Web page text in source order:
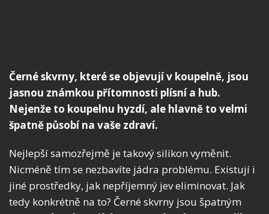
Černé skvrny, které se objevují v koupelně, jsou
jasnou známkou přítomnosti plísní a hub.
Nejenže to koupelnu hyzdí, ale hlavně to velmi
špatně působí na vaše zdraví.
Nejlepší samozřejmě je takový silikon vyměnit.
Nicméně tím se nezbavíte jádra problému. Existují i
jiné prostředky, jak nepříjemný jev eliminovat. Jak
tedy konkrétně na to? Černé skvrny jsou špatným